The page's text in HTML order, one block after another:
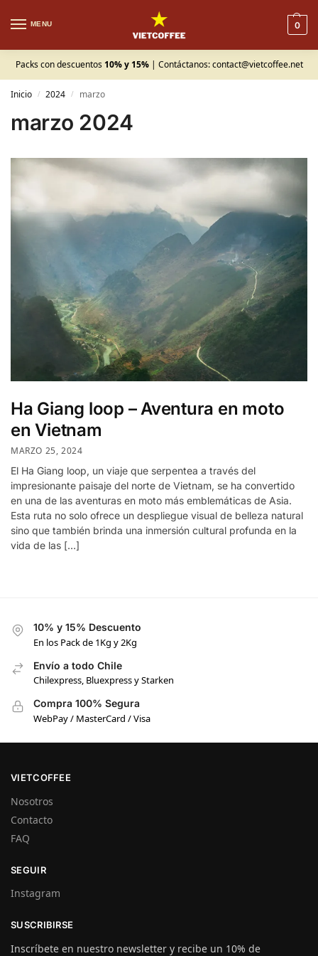
MENU 0
Packs con descuentos 10% y 15% | Contáctanos:contact@vietcoffee.net
Inicio / 2024 / marzo
marzo 2024
Ha Giang loop – Aventura en moto
en Vietnam
MARZO 25, 2024
El Ha Giang loop, un viaje que serpentea a través del
impresionante paisaje del norte de Vietnam, se ha convertido
en una de las aventuras en moto más emblemáticas de Asia.
Esta ruta no solo ofrece un despliegue visual de belleza natural
sino que también brinda una inmersión cultural profunda en la
vida de las […]
10% y 15% Descuento
En los Pack de 1Kg y 2Kg
Envío a todo Chile
Chilexpress, Bluexpress y Starken
Compra 100% Segura
WebPay / MasterCard / Visa
VIETCOFFEE
Nosotros
Contacto
FAQ
SEGUIR
Instagram
SUSCRIBIRSE
Inscríbete en nuestro newsletter y recibe un 10% de